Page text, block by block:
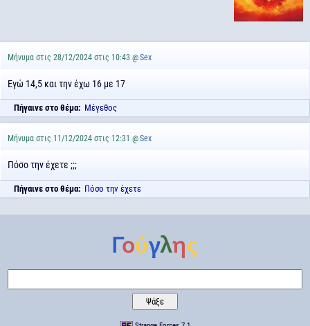
Μήνυμα στις 28/12/2024 στις 10:43 @Sex
Εγώ 14,5 και την έχω 16 με 17
Πήγαινε στο θέμα: Μέγεθος
Μήνυμα στις 11/12/2024 στις 12:31 @Sex
Πόσο την έχετε ;;;
Πήγαινε στο θέμα: Πόσο την έχετε